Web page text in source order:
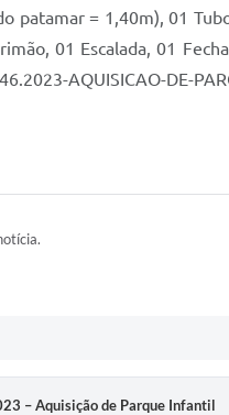
= 1,40m), 01
01 Escalada, 01
AQUISICAO-DE-
– Aquisição de Parque Infantil